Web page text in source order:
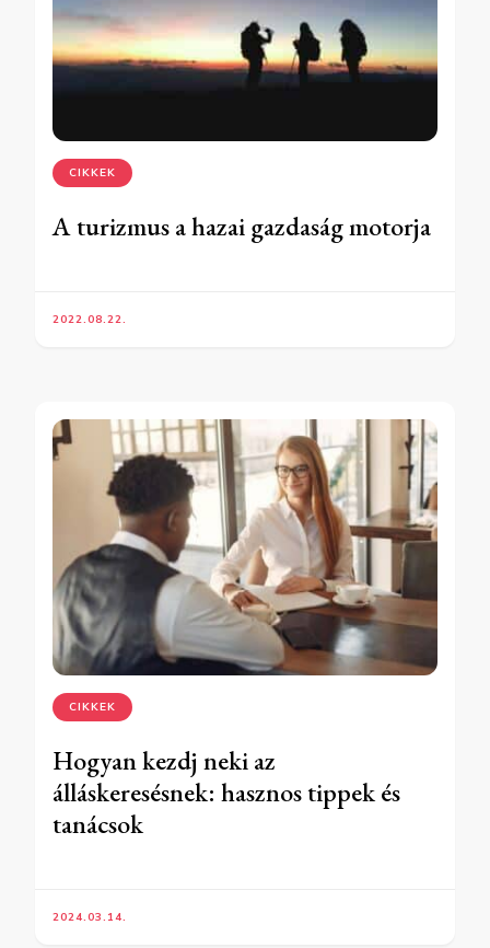
CIKKEK
A turizmus a hazai gazdaság motorja
2022.08.22.
CIKKEK
Hogyan kezdj neki az
álláskeresésnek: hasznos tippek és
tanácsok
2024.03.14.